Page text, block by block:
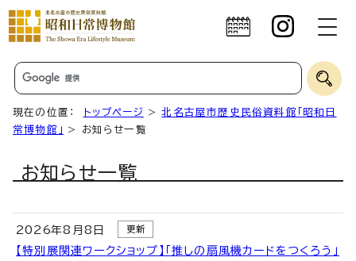
現在の位置： トップページ >北名古屋市歴史民俗資料館「昭和日
常博物館」
> お知らせ一覧
お知らせ一覧
2026年8月8日 更新
【特別展関連ワークショップ】「推しの扇風機カードをつくろう」